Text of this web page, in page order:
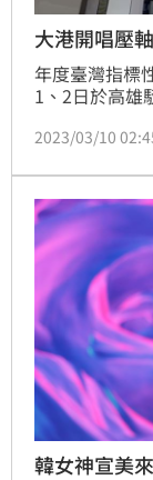
大港開唱壓
年度臺灣指標
1、2日於高雄
手身份的她，
李心潔Ｘ美秀
波演出陣容中
2023/03/10
韓女神宣美